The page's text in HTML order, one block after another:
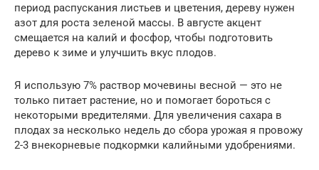
период распускания листьев и цветения, дереву нужен
азот для роста зеленой массы. В августе акцент
смещается на калий и фосфор, чтобы подготовить
дерево к зиме и улучшить вкус плодов.
Я использую 7% раствор мочевины весной — это не
только питает растение, но и помогает бороться с
некоторыми вредителями. Для увеличения сахара в
плодах за несколько недель до сбора урожая я провожу
2-3 внекорневые подкормки калийными удобрениями.